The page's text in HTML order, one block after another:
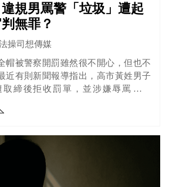
違規男罵警「垃圾」遭起
無罪？
操司想傳媒
帽被警察開罰雖然很不開心，但也不
近有則新聞報導指出，高市黃姓男子
締後拒收罰單，並涉嫌辱罵「垃
屬個人修養不足、一時情緒反應，依